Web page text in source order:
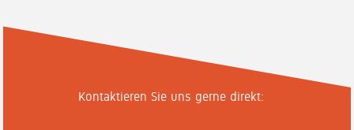
Kontaktieren Sie uns gerne direkt: